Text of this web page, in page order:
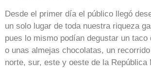
Desde el primer día el público llegó
un solo lugar de toda nuestra riqueza
pues lo mismo podían degustar un taco
o unas almejas chocolatas, un
norte, sur, este y oeste de la República